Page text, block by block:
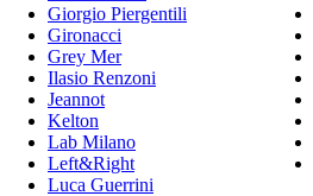
Giorgio Piergentili
Gironacci
Grey Mer
Ilasio Renzoni
Jeannot
Kelton
Lab Milano
Left&Right
Luca Guerrini